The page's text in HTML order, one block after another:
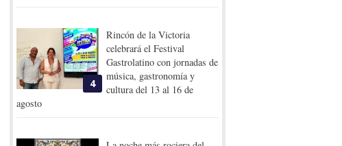
4
Rincón de la Victoria
celebrará el Festival
Gastrolatino con jornadas de
música, gastronomía y
cultura del 13 al 16 de
agosto